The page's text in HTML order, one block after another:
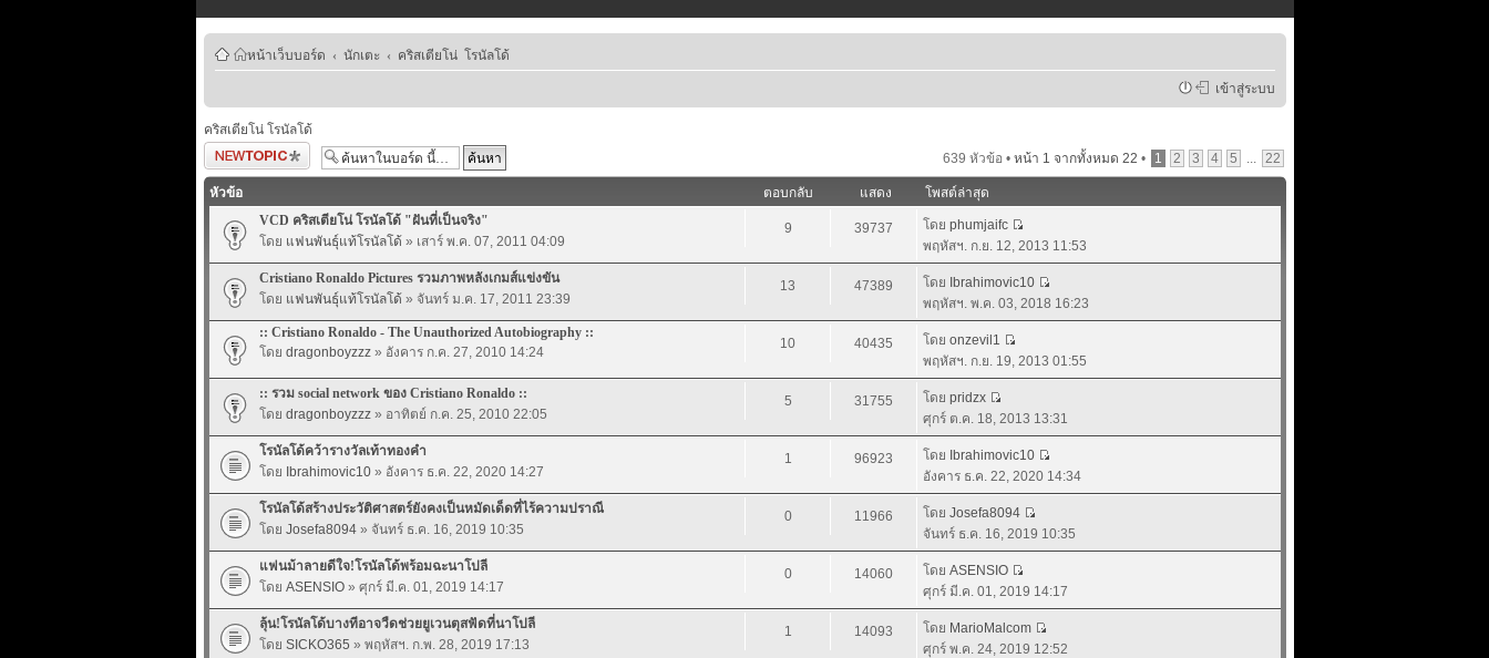
หน้าเว็บบอร์ด ‹ นักเตะ ‹ คริสเตียโน่ โรนัลโด้
เข้าสู่ระบบ
คริสเตียโน่ โรนัลโด้
ตั้งกระทู้ใหม่
639 หัวข้อ • หน้า 1 จากทั้งหมด 22 • 1 2 3 4 5 ... 22
หัวข้อ ตอบกลับ แสดง
โพสต์ล่าสุด
VCD คริสเตียโน่ โรนัลโด้ "ฝันที่เป็นจริง"
โดย แฟนพันธุ์แท้โรนัลโด้ » เสาร์ พ.ค. 07, 2011 04:09
9 39737 โดย phumjaifc
พฤหัสฯ. ก.ย. 12, 2013 11:53
Cristiano Ronaldo Pictures รวมภาพหลังเกมส์แข่งขัน
โดย แฟนพันธุ์แท้โรนัลโด้ » จันทร์ ม.ค. 17, 2011 23:39
13 47389 โดย Ibrahimovic10
พฤหัสฯ. พ.ค. 03, 2018 16:23
:: Cristiano Ronaldo - The Unauthorized Autobiography ::
โดย dragonboyzzz» อังคาร ก.ค. 27, 2010 14:24
10 40435 โดย onzevil1
พฤหัสฯ. ก.ย. 19, 2013 01:55
:: รวม social network ของ Cristiano Ronaldo ::
โดย dragonboyzzz» อาทิตย์ ก.ค. 25, 2010 22:05
5 31755 โดย pridzx
ศุกร์ ต.ค. 18, 2013 13:31
โรนัลโด้คว้ารางวัลเท้าทองคำ
โดย Ibrahimovic10» อังคาร ธ.ค. 22, 2020 14:27
1 96923 โดย Ibrahimovic10
อังคาร ธ.ค. 22, 2020 14:34
โรนัลโด้สร้างประวัติศาสตร์ยังคงเป็นหมัดเด็ดที่ไร้ความปราณี
โดย Josefa8094» จันทร์ ธ.ค. 16, 2019 10:35
0 11966 โดย Josefa8094
จันทร์ ธ.ค. 16, 2019 10:35
แฟนม้าลายดีใจ!โรนัลโด้พร้อมฉะนาโปลี
โดย ASENSIO» ศุกร์ มี.ค. 01, 2019 14:17
0 14060 โดย ASENSIO
ศุกร์ มี.ค. 01, 2019 14:17
ลุ้น!โรนัลโด้บางทีอาจวืดช่วยยูเวนตุสฟัดที่นาโปลี
โดย SICKO365 » พฤหัสฯ. ก.พ. 28, 2019 17:13
1 14093 โดย MarioMalcom
ศุกร์ พ.ค. 24, 2019 12:52